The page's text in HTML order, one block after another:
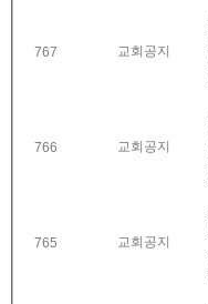
767 교회공지
766 교회공지
765 교회공지